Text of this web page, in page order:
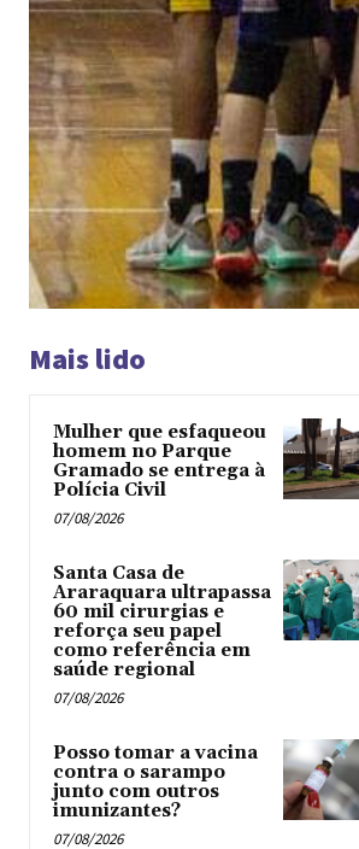
Mais lido
Mulher que esfaqueou
homem no Parque
Gramado se entrega à
Polícia Civil
07/08/2026
Santa Casa de
Araraquara ultrapassa
60 mil cirurgias e
reforça seu papel
como referência em
saúde regional
07/08/2026
Posso tomar a vacina
contra o sarampo
junto com outros
imunizantes?
07/08/2026